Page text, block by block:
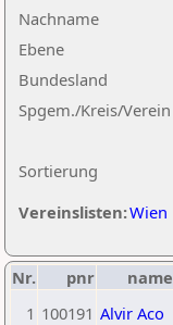
Nachname
Ebene
Sortierung
Bundesland
Spgem./Kreis/Verein
Vereinslisten:Wien
Nr. pnr name
1 100191 Alvir Aco